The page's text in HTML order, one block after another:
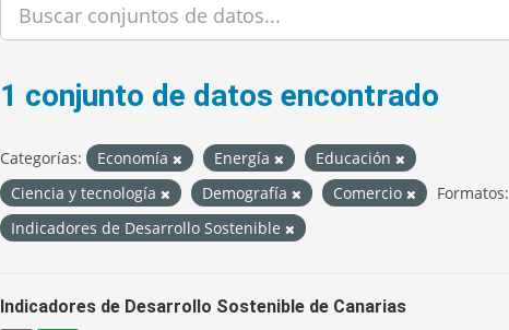
1 conjunto de datos encontrado
Categorías: Economía Energía
Educación
Ciencia y tecnología
Demografía Comercio Formatos:
Indicadores de Desarrollo Sostenible
Indicadores de Desarrollo Sostenible de Canarias